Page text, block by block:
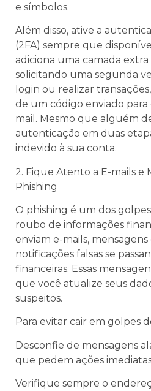
e símbolos.
Além disso, ative a
(2FA) sempre que
adiciona uma camada
solicitando uma segunda
login ou realizar
de um código enviado
mail. Mesmo que alguém
autenticação em duas
indevido à sua conta.
2. Fique Atento a E-mails e
Phishing
O phishing é um dos
roubo de informações
enviam e-mails,
notificações falsas se
financeiras. Essas
que você atualize seus
suspeitos.
Para evitar cair em golpes
Desconfie de mensagens
que pedem ações
Verifique sempre o